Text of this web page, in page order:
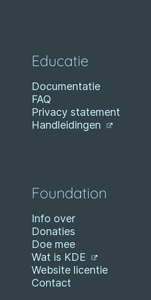
Educatie
Documentatie
FAQ
Privacy statement
Handleidingen
Foundation
Info over
Donaties
Doe mee
Wat is KDE
Website licentie
Contact